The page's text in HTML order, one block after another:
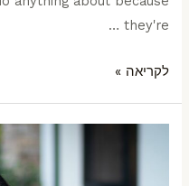
they're …
לקריאה »